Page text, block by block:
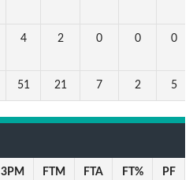
4 2 0 0 0
51 21 7 2 5
3PM FTM FTA FT% PF